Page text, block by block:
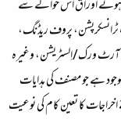
ہوئے اوراق اس حوالے سے
پروف ریڈنگ،
آرٹ ورک/اِلسٹریشن، وغیرہ
موجود ہے جو مصنف کی ہدایات
اخراجات کا تعین کام کی نوعیت